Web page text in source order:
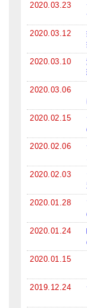
2020.03.23
2020.03.12
2020.03.10
2020.03.06
2020.02.15
2020.02.06
2020.02.03
2020.01.28
2020.01.24
2020.01.15
2019.12.24